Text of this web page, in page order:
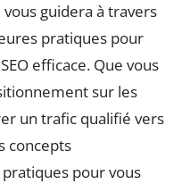
guidera à travers
pratiques pour
efficace. Que vous
sur les
un trafic qualifié vers
concepts
pour vous